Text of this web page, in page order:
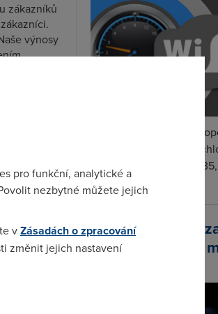
zákazníků
výnosy
úroveň
čtvrtletí
de
O2
Wi-Fi internet v červnu
Průměrná naměřená
meziměsíčně o 4 % na
Podívejte...
Starlink plánuje
prodávat vlastní
pro funkční, analytické a
nezbytné můžete jejich
vZásadách o zpracování
změnit jejich nastavení